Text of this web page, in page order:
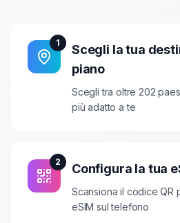
1
Scegli la tua
piano
Scegli tra oltre 202
più adatto a te
2 Configura la tua
Scansiona il codice QR
eSIM sul telefono